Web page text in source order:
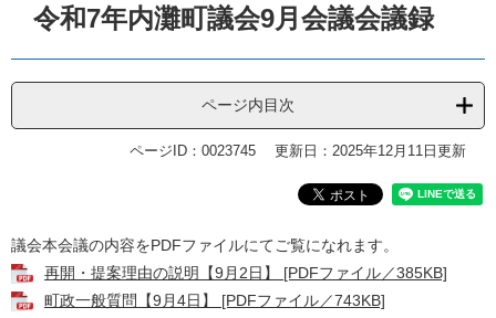
令和7年内灘町議会9月会議会議録
ページ内目次
ページID：0023745 更新日：2025年12月11日更新
文
議会本会議の内容をPDFファイルにてご覧になれます。
​再開・提案理由の説明【9月2日】 [PDFファイル／385KB]
町政一般質問【9月4日】 [PDFファイル／743KB]